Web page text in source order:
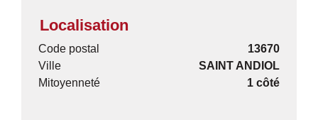
Localisation
Code postal
13670
Ville
SAINT ANDIOL
Mitoyenneté
1 côté